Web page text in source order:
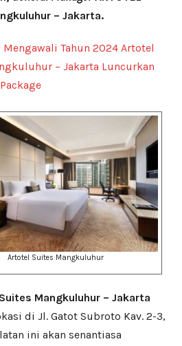
– Jakarta.
Mengawali Tahun 2024 Artotel
– Jakarta Luncurkan
Artotel Suites Mangkuluhur
Suites Mangkuluhur – Jakarta
di Jl. Gatot Subroto Kav. 2-3,
ini akan senantiasa